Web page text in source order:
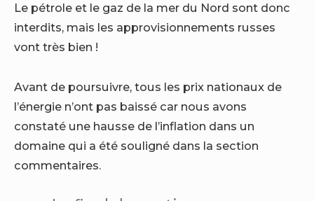
Le pétrole et le gaz de la mer du Nord sont donc
interdits, mais les approvisionnements russes
vont très bien !
Avant de poursuivre, tous les prix nationaux de
l’énergie n’ont pas baissé car nous avons
constaté une hausse de l’inflation dans un
domaine qui a été souligné dans la section
commentaires.